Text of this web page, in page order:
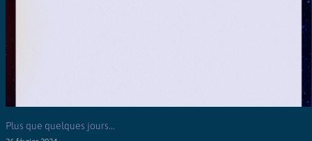
Plus que quelques jours…